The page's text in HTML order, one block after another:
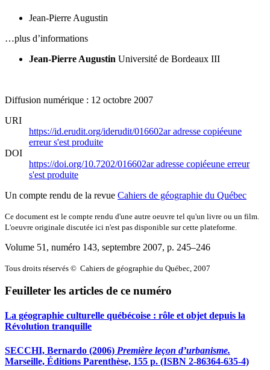
Jean-Pierre Augustin
…plus d’informations
Jean-Pierre Augustin Université de Bordeaux III
Diffusion numérique : 12 octobre 2007
URI
https://id.erudit.org/iderudit/016602aradresse copiéeune
erreur s'est produite
DOI
https://doi.org/10.7202/016602aradresse copiéeune erreur
s'est produite
Un compte rendu de la revue Cahiers de géographie du Québec
Ce document est le compte rendu d'une autre oeuvre tel qu'un livre ou un film.
L'oeuvre originale discutée ici n'est pas disponible sur cette plateforme.
Volume 51, numéro 143, septembre 2007, p. 245–246
Tous droits réservés © Cahiers de géographie du Québec, 2007
Feuilleter les articles de ce numéro
La géographie culturelle québécoise : rôle et objet depuis la
Révolution tranquille
SECCHI, Bernardo (2006) Première leçon d’urbanisme.
Marseille, Éditions Parenthèse, 155 p. (ISBN 2-86364-635-4)